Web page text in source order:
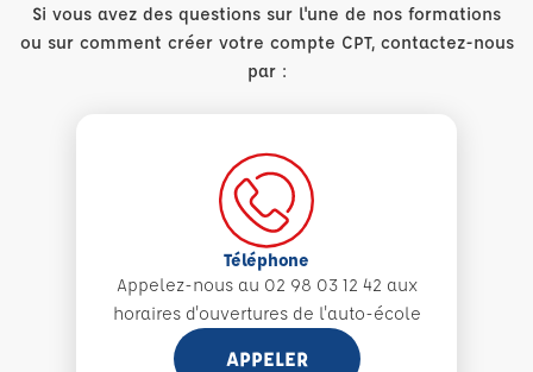
Si vous avez des questions sur l'une de nos formations
ou sur comment créer votre compte CPT, contactez-nous
par :
Téléphone
Appelez-nous au 02 98 03 12 42 aux
horaires d'ouvertures de l'auto-école
APPELER